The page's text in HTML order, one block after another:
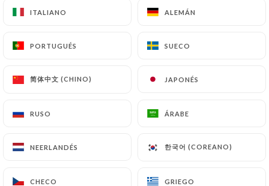
ITALIANO ALEMÁN
PORTUGUÉS SUECO
简体中文 (CHINO) JAPONÉS
RUSO ÁRABE
NEERLANDÉS 한국어 (COREANO)
CHECO GRIEGO
ITALIANO ALEMÁN
PORTUGUÉS SUECO
简体中文 (CHINO) JAPONÉS
RUSO ÁRABE
NEERLANDÉS 한국어 (COREANO)
CHECO GRIEGO